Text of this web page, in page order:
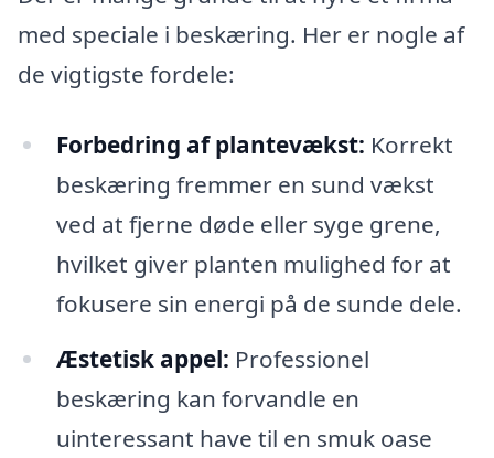
med speciale i beskæring. Her er nogle af
de vigtigste fordele:
Forbedring af plantevækst: Korrekt
beskæring fremmer en sund vækst
ved at fjerne døde eller syge grene,
hvilket giver planten mulighed for at
fokusere sin energi på de sunde dele.
Æstetisk appel: Professionel
beskæring kan forvandle en
uinteressant have til en smuk oase